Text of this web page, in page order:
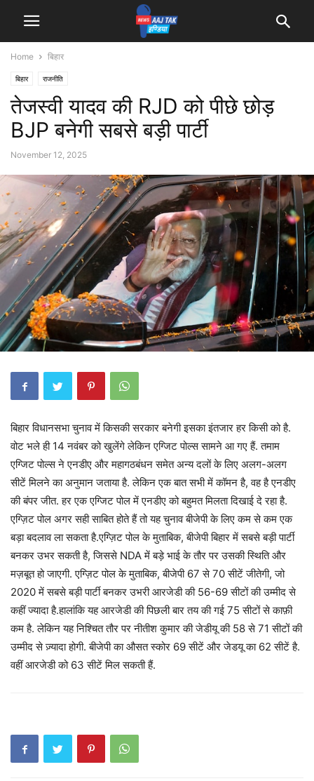
Home बिहार
बिहार राजनीति
तेजस्वी यादव की RJD को पीछे छोड़
BJP बनेगी सबसे बड़ी पार्टी
November 12, 2025
बिहार विधानसभा चुनाव में किसकी सरकार बनेगी इसका इंतजार हर किसी को है.
वोट भले ही 14 नवंबर को खुलेंगे लेकिन एग्जिट पोल्स सामने आ गए हैं. तमाम
एग्जिट पोल्स ने एनडीए और महागठबंधन समेत अन्य दलों के लिए अलग-अलग
सीटें मिलने का अनुमान जताया है. लेकिन एक बात सभी में कॉमन है, वह है एनडीए
की बंपर जीत. हर एक एग्जिट पोल में एनडीए को बहुमत मिलता दिखाई दे रहा है.
एग्ज़िट पोल अगर सही साबित होते हैं तो यह चुनाव बीजेपी के लिए कम से कम एक
बड़ा बदलाव ला सकता है.एग्ज़िट पोल के मुताबिक, बीजेपी बिहार में सबसे बड़ी पार्टी
बनकर उभर सकती है, जिससे NDA में बड़े भाई के तौर पर उसकी स्थिति और
मज़बूत हो जाएगी. एग्ज़िट पोल के मुताबिक, बीजेपी 67 से 70 सीटें जीतेगी, जो
2020 में सबसे बड़ी पार्टी बनकर उभरी आरजेडी की 56-69 सीटों की उम्मीद से
कहीं ज्यादा है.हालांकि यह आरजेडी की पिछली बार तय की गई 75 सीटों से काफ़ी
कम है. लेकिन यह निश्चित तौर पर नीतीश कुमार की जेडीयू की 58 से 71 सीटों की
उम्मीद से ज़्यादा होगी. बीजेपी का औसत स्कोर 69 सीटें और जेडयू का 62 सीटें है.
वहीं आरजेडी को 63 सीटें मिल सकती हैं.